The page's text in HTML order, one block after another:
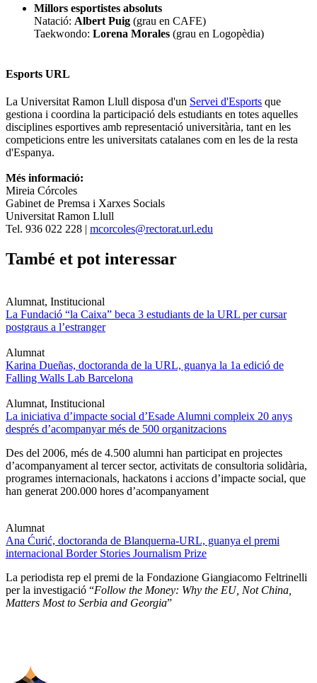
Millors esportistes absoluts
Natació: Albert Puig (grau en CAFE)
Taekwondo: Lorena Morales (grau en Logopèdia)
Esports URL
La Universitat Ramon Llull disposa d'un Servei d'Esports que
gestiona i coordina la participació dels estudiants en totes aquelles
disciplines esportives amb representació universitària, tant en les
competicions entre les universitats catalanes com en les de la resta
d'Espanya.
Més informació:
Mireia Córcoles
Gabinet de Premsa i Xarxes Socials
Universitat Ramon Llull
Tel. 936 022 228 | mcorcoles@rectorat.url.edu
També et pot interessar
Alumnat, Institucional
La Fundació “la Caixa” beca 3 estudiants de la URL per cursar
postgraus a l’estranger
Alumnat
Karina Dueñas, doctoranda de la URL, guanya la 1a edició de
Falling Walls Lab Barcelona
Alumnat, Institucional
La iniciativa d’impacte social d’Esade Alumni compleix 20 anys
després d’acompanyar més de 500 organitzacions
Des del 2006, més de 4.500 alumni han participat en projectes
d’acompanyament al tercer sector, activitats de consultoria solidària,
programes internacionals, hackatons i accions d’impacte social, que
han generat 200.000 hores d’acompanyament
Alumnat
Ana Ćurić, doctoranda de Blanquerna-URL, guanya el premi
internacional Border Stories Journalism Prize
La periodista rep el premi de la Fondazione Giangiacomo Feltrinelli
per la investigació “Follow the Money: Why the EU, Not China,
Matters Most to Serbia and Georgia”